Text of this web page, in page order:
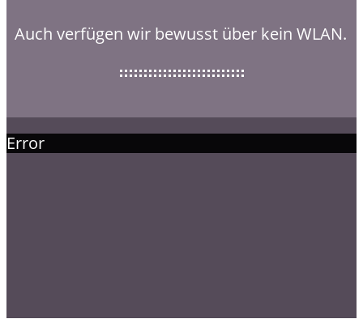
Auch verfügen wir bewusst über kein WLAN.
Error